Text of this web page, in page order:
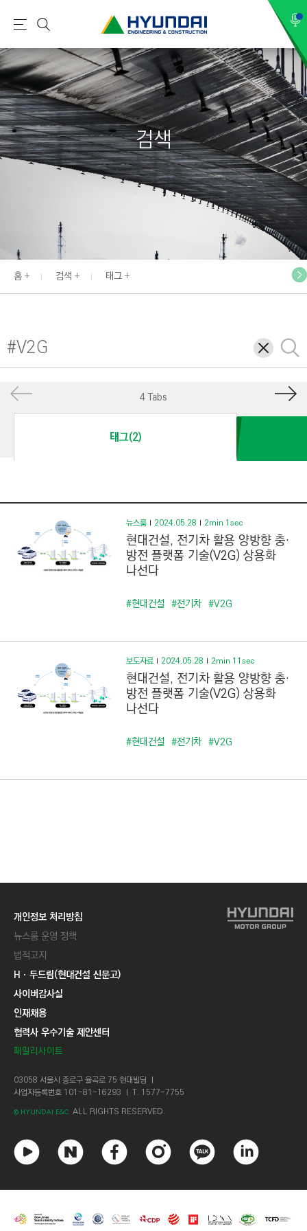
현
건
설
(
H
Y
U
N
E
N
I
O
S
T
N
)
메
뉴
검
색
검색
홈 검색 태그
삭
제
검
색
4 Tabs
태그(2)
뉴스룸 2024.05.28 2min 1sec
현대건설, 전기차 활용 양방향 충·
방전 플랫폼 기술(V2G) 상용화
나선다
#현대건설 #전기차 #V2G
보도자료 2024.05.28 2min 11sec
현대건설, 전기차 활용 양방향 충·
방전 플랫폼 기술(V2G) 상용화
나선다
#현대건설 #전기차 #V2G
개인정보 처리방침
뉴스룸 운영 정책
법적고지
Hㆍ두드림(현대건설 신문고)
사이버감사실
인재채용
협력사 우수기술 제안센터
패밀리사이트
03058 서울시 종로구 율곡로 75 현대빌딩 ㅣ
사업자등록번호 101-81-16293 ㅣ T. 1577-7755
© HYUNDAI E&C. ALL RIGHTS RESERVED.
튜
브
이
이
스
스
타
카
오
크
드